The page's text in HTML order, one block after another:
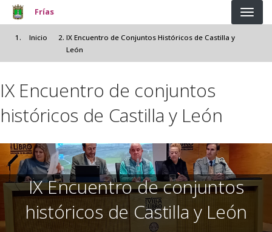
Pasar al contenido principal
Frías
Inicio
IX Encuentro de Conjuntos Históricos de Castilla y
León
IX Encuentro de conjuntos
históricos de Castilla y León
IX Encuentro de conjuntos
históricos de Castilla y León